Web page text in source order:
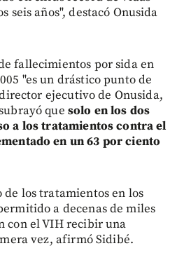
seis años", destacó Onusida
fallecimientos por sida en
"es un drástico punto de
ejecutivo de Onusida,
que solo en los dos
a los tratamientos contra el
en un 63 por ciento
los tratamientos en los
a decenas de miles
con el VIH recibir una
vez, afirmó Sidibé.